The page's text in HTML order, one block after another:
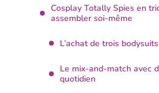
Cosplay Totally Spies en
assembler soi-même
L’achat de trois
Le mix-and-match avec
quotidien